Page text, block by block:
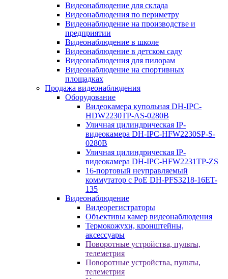
Видеонаблюдение для склада
Видеонаблюдения по периметру
Видеонаблюдение на производстве и
предприятии
Видеонаблюдение в школе
Видеонаблюдение в детском саду
Видеонаблюдения для пилорам
Видеонаблюдение на спортивных
площадках
Продажа видеонаблюдения
Оборудование
Видеокамера купольная DH-IPC-
HDW2230TP-AS-0280B
Уличная цилиндрическая IP-
видеокамера DH-IPC-HFW2230SP-S-
0280B
Уличная цилиндрическая IP-
видеокамера DH-IPC-HFW2231TP-ZS
16-портовый неуправляемый
коммутатор с РоЕ DH-PFS3218-16ET-
135
Видеонаблюдение
Видеорегистраторы
Объективы камер видеонаблюдения
Термокожухи, кронштейны,
аксессуары
Поворотные устройства, пульты,
телеметрия
Поворотные устройства, пульты,
телеметрия